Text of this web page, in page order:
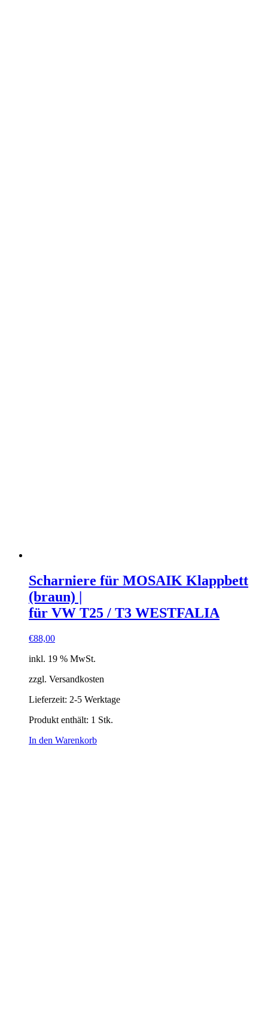
Scharniere für MOSAIK Klappbett
(braun) |
für VW T25 / T3 WESTFALIA
€88,00
inkl. 19 % MwSt.
zzgl. Versandkosten
Lieferzeit: 2-5 Werktage
Produkt enthält: 1 Stk.
In den Warenkorb